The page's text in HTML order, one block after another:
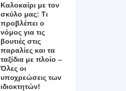
Καλοκαίρι με τον
σκύλο μας: Τι
προβλέπει ο
νόμος για τις
βουτιές στις
παραλίες και τα
ταξίδια με πλοίο –
Όλες οι
υποχρεώσεις των
ιδιοκτητών!